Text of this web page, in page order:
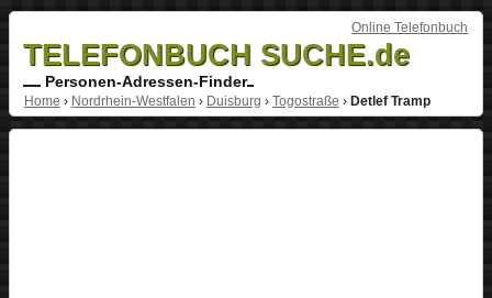
Online Telefonbuch
TELEFONBUCH SUCHE.de
Personen-Adressen-Finder
Home › Nordrhein-Westfalen › Duisburg › Togostraße › Detlef Tramp